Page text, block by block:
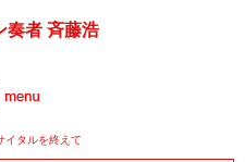
奏者 斉藤浩
イタルを終えて